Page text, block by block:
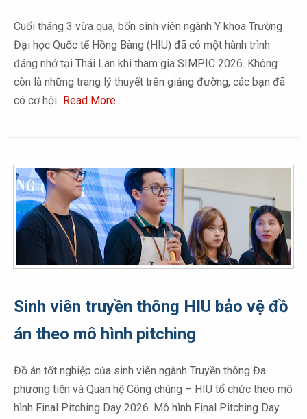
Cuối tháng 3 vừa qua, bốn sinh viên ngành Y khoa Trường
Đại học Quốc tế Hồng Bàng (HIU) đã có một hành trình
đáng nhớ tại Thái Lan khi tham gia SIMPIC 2026. Không
còn là những trang lý thuyết trên giảng đường, các bạn đã
có cơ hội Read More…
Sinh viên truyền thông HIU bảo vệ đồ
án theo mô hình pitching
Đồ án tốt nghiệp của sinh viên ngành Truyền thông Đa
phương tiện và Quan hệ Công chúng – HIU tổ chức theo mô
hình Final Pitching Day 2026. Mô hình Final Pitching Day